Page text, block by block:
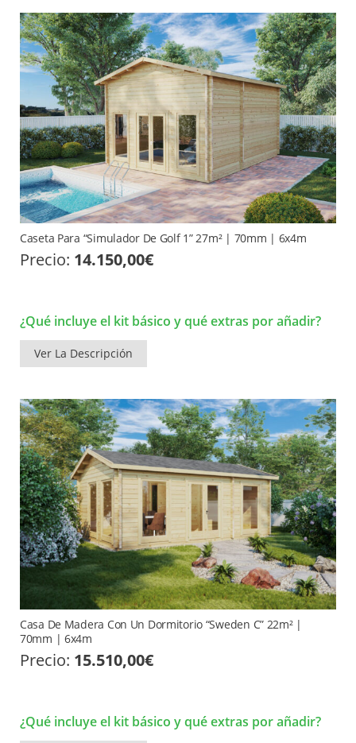
Caseta Para “Simulador De Golf 1” 27m² | 70mm | 6x4m
Precio: 14.150,00€
¿Qué incluye el kit básico y qué extras por añadir?
Ver La Descripción
Casa De Madera Con Un Dormitorio “Sweden C” 22m² |
70mm | 6x4m
Precio: 15.510,00€
¿Qué incluye el kit básico y qué extras por añadir?